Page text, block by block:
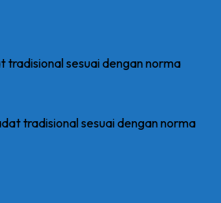
tradisional sesuai dengan norma
tradisional sesuai dengan norma